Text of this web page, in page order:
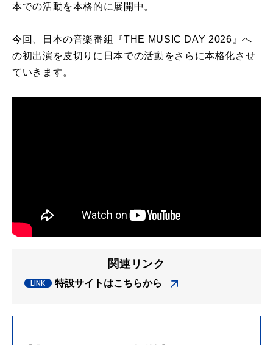
本での活動を本格的に展開中。
今回、日本の音楽番組『THE MUSIC DAY 2026』へ
の初出演を皮切りに日本での活動をさらに本格化させ
ていきます。
関連リンク
特設サイトはこちらから